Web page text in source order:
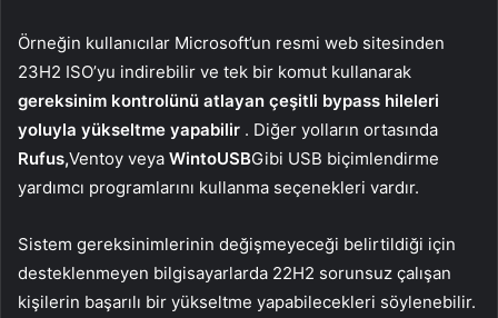
Örneğin kullanıcılar Microsoft’un resmi web sitesinden
23H2 ISO’yu indirebilir ve tek bir komut kullanarak
gereksinim kontrolünü atlayan çeşitli bypass hileleri
yoluyla yükseltme yapabilir . Diğer yolların ortasında
Rufus,Ventoy veya WintoUSBGibi USB biçimlendirme
yardımcı programlarını kullanma seçenekleri vardır.
Sistem gereksinimlerinin değişmeyeceği belirtildiği için
desteklenmeyen bilgisayarlarda 22H2 sorunsuz çalışan
kişilerin başarılı bir yükseltme yapabilecekleri söylenebilir.